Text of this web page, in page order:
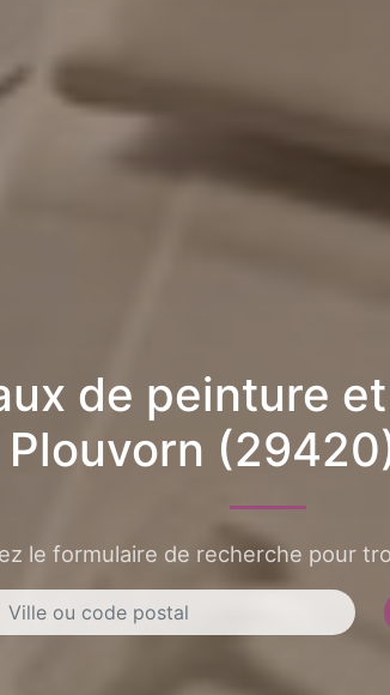
de peinture
Plouvorn
le formulaire de recherche pour